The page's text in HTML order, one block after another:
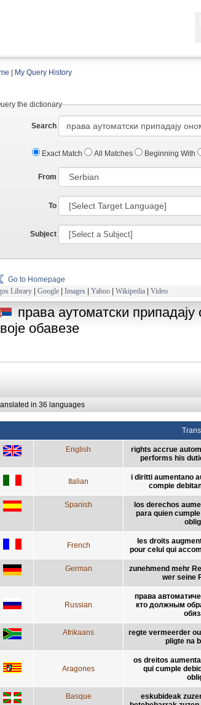
My Query History
the dictionary
Search
Exact Match All Matches Beginning With
From
To
Subject
Go to Homepage
Library | Google | Images | Yahoo | Wikipedia | Video
права аутоматски
обавезе
in 36 languages
English
rights accrue
performs his
Italian
i diritti aumentano
compie
Spanish
los derechos
para quien
French
les droits
pour celui qui
German
zunehmend mehr
wer seine
Russian
права
кто должным
Afrikaans
regte vermeerder
pligte na
Aragones
os dreitos
qui cumple
Basque
eskubideak